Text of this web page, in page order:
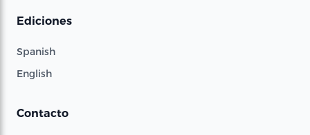
Ediciones
Spanish
English
Contacto